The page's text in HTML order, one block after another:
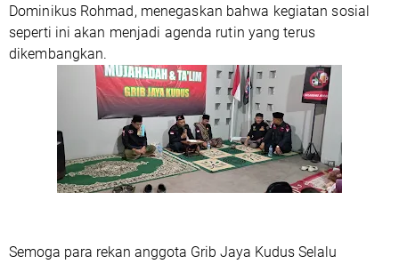
Dominikus Rohmad, menegaskan bahwa kegiatan sosial
seperti ini akan menjadi agenda rutin yang terus
dikembangkan.
Semoga para rekan anggota Grib Jaya Kudus Selalu